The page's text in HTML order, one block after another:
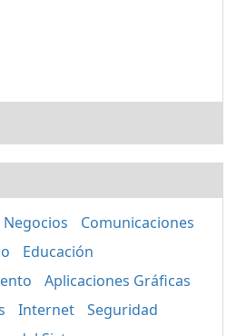
Negocios
Comunicaciones
Educación
Aplicaciones Gráficas
Internet
Seguridad